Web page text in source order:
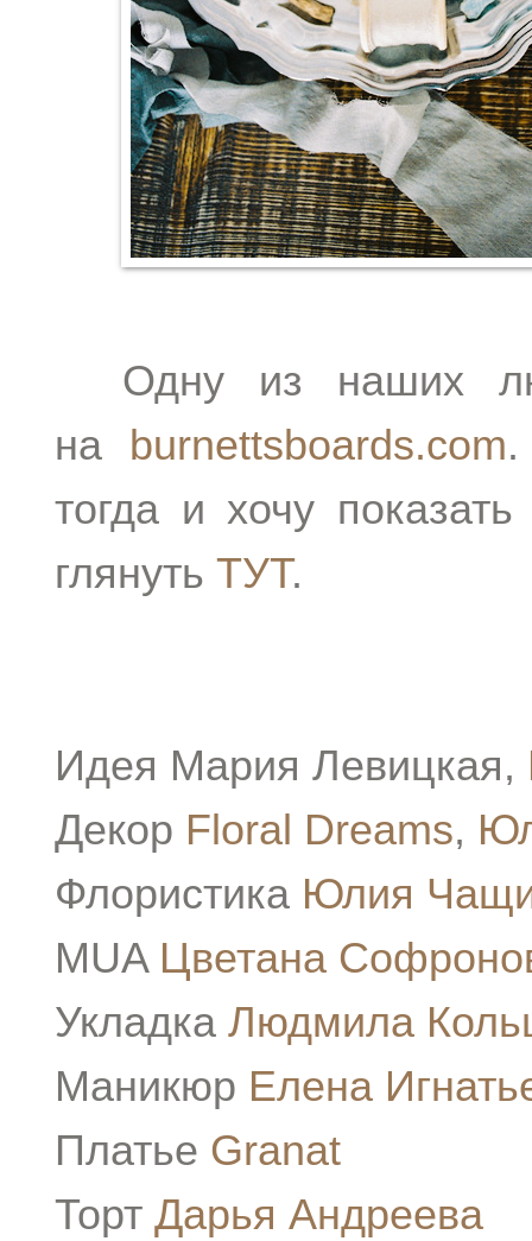
Одну из наших
на burnettsboards.com
тогда и хочу
глянуть ТУТ.
Идея Мария Левицкая,
Декор Floral Dreams,
Флористика Юлия
MUA Цветана
Укладка Людмила
Маникюр Елена
Платье Granat
Торт Дарья Андреева